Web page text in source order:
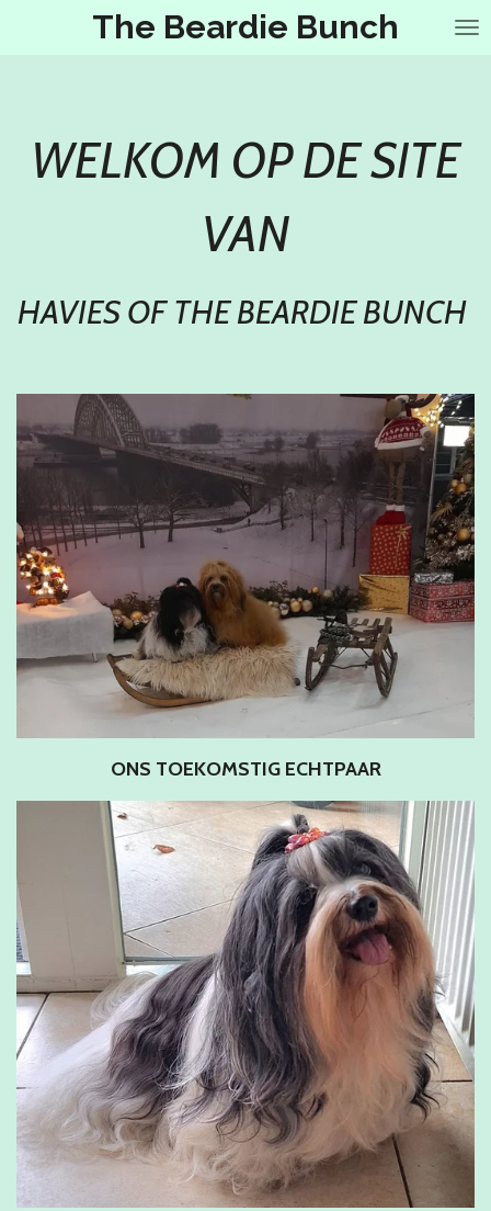
The Beardie Bunch
WELKOM OP DE SITE
VAN
HAVIES OF THE BEARDIE BUNCH
ONS TOEKOMSTIG ECHTPAAR